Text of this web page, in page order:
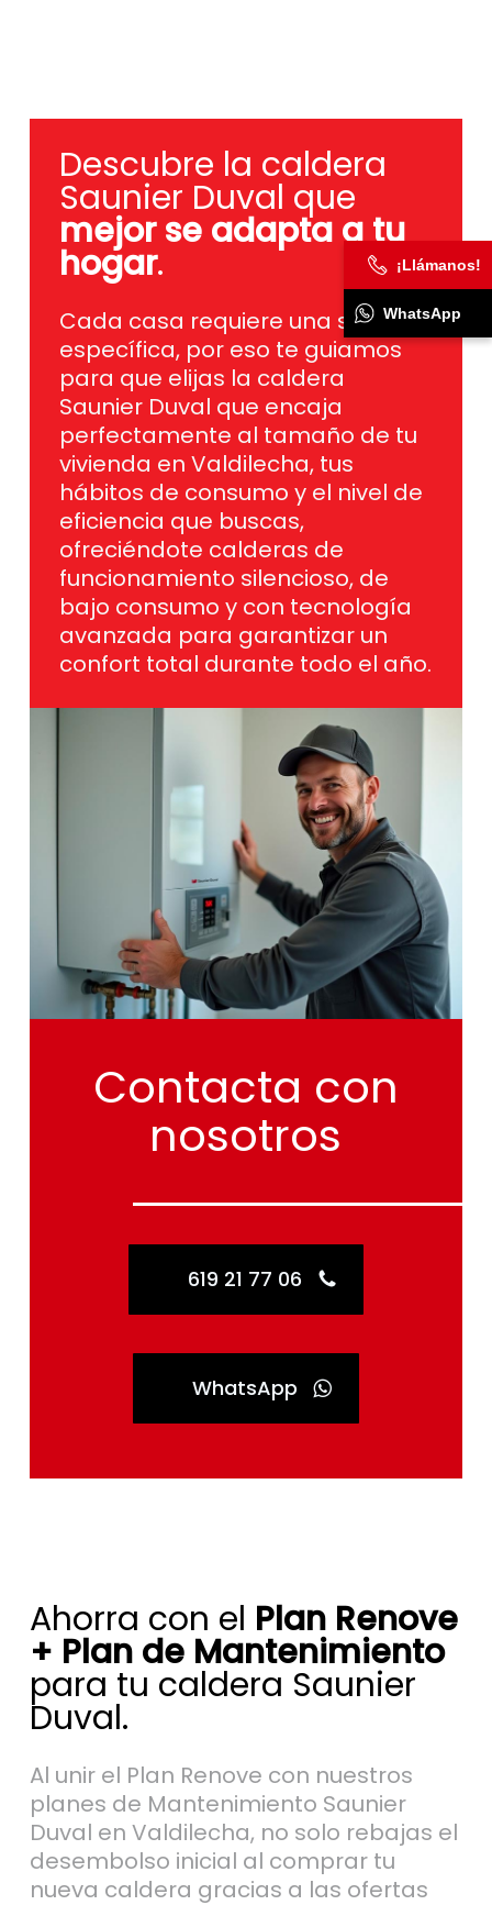
Descubre la caldera
Saunier Duval que
mejor se adapta a tu
hogar.
Cada casa requiere una solución
específica, por eso te guiamos
para que elijas la caldera
Saunier Duval que encaja
perfectamente al tamaño de tu
vivienda en Valdilecha, tus
hábitos de consumo y el nivel de
eficiencia que buscas,
ofreciéndote calderas de
funcionamiento silencioso, de
bajo consumo y con tecnología
avanzada para garantizar un
confort total durante todo el año.
nosotros
619 21 77 06
WhatsApp
+ Plan de Mantenimiento
para tu caldera Saunier
Duval.
Al unir el Plan Renove con nuestros
planes de Mantenimiento Saunier
Duval en Valdilecha, no solo rebajas el
desembolso inicial al comprar tu
nueva caldera gracias a las ofertas
disponibles, sino que también
¡Llámanos!
WhatsApp